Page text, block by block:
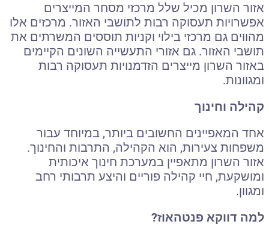
אזור השרון מכיל שלל מרכזי מסחר המייצרים
אפשרויות תעסוקה רבות לתושבי האזור. מרכזים אלו
מהווים גם מרכזי בילוי וקניות תוססים המשרתים את
תושבי האזור. גם אזורי התעשייה השונים הקיימים
באזור השרון מייצרים הזדמנויות תעסוקה רבות
ומגוונות.
קהילה וחינוך
אחד המאפיינים החשובים ביותר, במיוחד עבור
משפחות צעירות, הוא הקהילה, התרבות והחינוך.
אזור השרון מתאפיין במערכת חינוך איכותית
ומושקעת, חיי קהילה פוריים והיצע תרבותי רחב
ומגוון.
למה דווקא פנטהאוז?